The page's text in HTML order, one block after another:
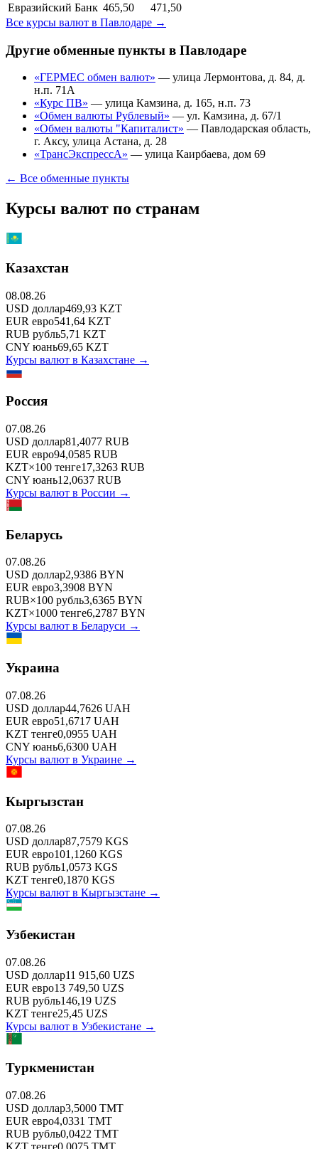
Евразийский Банк 465,50
471,50
Все курсы валют в Павлодаре →
Другие обменные пункты в Павлодаре
«ГЕРМЕС обмен валют» — улица Лермонтова, д. 84, д.
н.п. 71А
«Курс ПВ» — улица Камзина, д. 165, н.п. 73
«Обмен валюты Рублевый» — ул. Камзина, д. 67/1
«Обмен валюты "Капиталист» — Павлодарская область,
г. Аксу, улица Астана, д. 28
«ТрансЭкспрессА» — улица Каирбаева, дом 69
← Все обменные пункты
Курсы валют по странам
Казахстан
08.08.26
USD доллар469,93 KZT
EUR евро541,64 KZT
RUB рубль5,71 KZT
CNY юань69,65 KZT
Курсы валют в Казахстане →
Россия
07.08.26
USD доллар81,4077 RUB
EUR евро94,0585 RUB
KZT×100 тенге17,3263 RUB
CNY юань12,0637 RUB
Курсы валют в России →
Беларусь
07.08.26
USD доллар2,9386 BYN
EUR евро3,3908 BYN
RUB×100 рубль3,6365 BYN
KZT×1000 тенге6,2787 BYN
Курсы валют в Беларуси →
Украина
07.08.26
USD доллар44,7626 UAH
EUR евро51,6717 UAH
KZT тенге0,0955 UAH
CNY юань6,6300 UAH
Курсы валют в Украине →
Кыргызстан
07.08.26
USD доллар87,7579 KGS
EUR евро101,1260 KGS
RUB рубль1,0573 KGS
KZT тенге0,1870 KGS
Курсы валют в Кыргызстане →
Узбекистан
07.08.26
USD доллар11 915,60 UZS
EUR евро13 749,50 UZS
RUB рубль146,19 UZS
KZT тенге25,45 UZS
Курсы валют в Узбекистане →
Туркменистан
07.08.26
USD доллар3,5000 TMT
EUR евро4,0331 TMT
RUB рубль0,0422 TMT